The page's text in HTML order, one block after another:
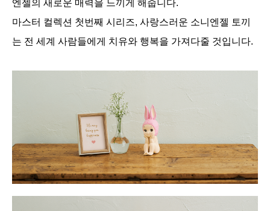
엔젤의 새로운 매력을 느끼게 해줍니다.
마스터 컬렉션 첫번째 시리즈, 사랑스러운 소니엔젤 토끼
는 전 세계 사람들에게 치유와 행복을 가져다줄 것입니다.